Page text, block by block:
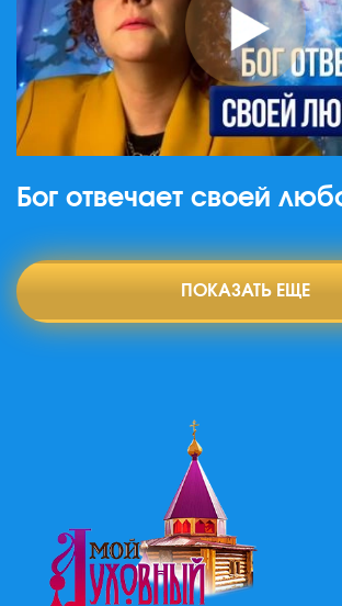
Бог отвечает своей
ПОКАЗАТЬ ЕЩЕ